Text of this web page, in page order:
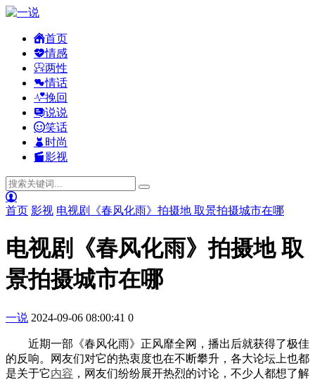
首页
情感
两性
情话
挽回
说说
笑话
时尚
影视
首页 影视 电视剧《春风化雨》拍摄地 取景拍摄城市在哪
电视剧《春风化雨》拍摄地 取
景拍摄城市在哪
一说 2024-09-06 08:00:41 0
近期一部《春风化雨》正风靡全网，播出后就获得了极佳
的反响。网友们对它的热衷度也在不断攀升，各大论坛上也都
是关于它内容 ，网友们纷纷展开热烈的讨论，不少人都想了解